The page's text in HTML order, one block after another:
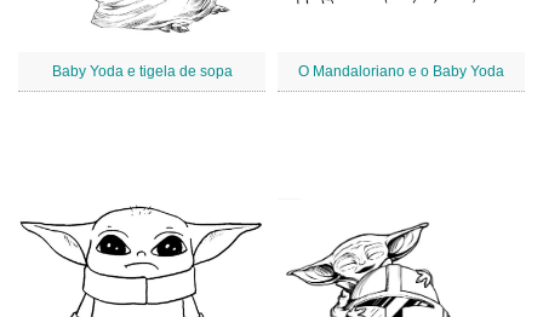
Baby Yoda e tigela de sopa O Mandaloriano e o Baby Yoda